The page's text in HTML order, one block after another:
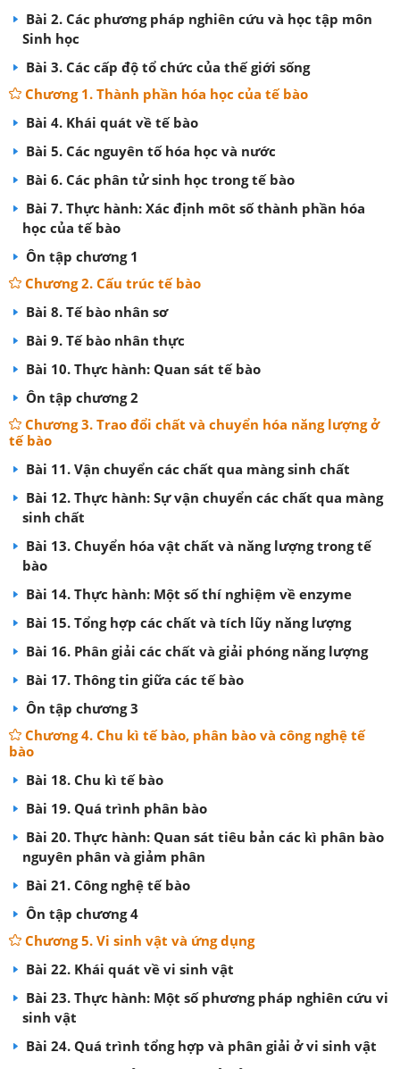
Bài 2. Các phương pháp nghiên cứu và học tập môn
Sinh học
Bài 3. Các cấp độ tổ chức của thế giới sống
Chương 1. Thành phần hóa học của tế bào
Bài 4. Khái quát về tế bào
Bài 5. Các nguyên tố hóa học và nước
Bài 6. Các phân tử sinh học trong tế bào
Bài 7. Thực hành: Xác định môt số thành phần hóa
học của tế bào
Ôn tập chương 1
Chương 2. Cấu trúc tế bào
Bài 8. Tế bào nhân sơ
Bài 9. Tế bào nhân thực
Bài 10. Thực hành: Quan sát tế bào
Ôn tập chương 2
Chương 3. Trao đổi chất và chuyển hóa năng lượng ở
tế bào
Bài 11. Vận chuyển các chất qua màng sinh chất
Bài 12. Thực hành: Sự vận chuyển các chất qua màng
sinh chất
Bài 13. Chuyển hóa vật chất và năng lượng trong tế
bào
Bài 14. Thực hành: Một số thí nghiệm về enzyme
Bài 15. Tổng hợp các chất và tích lũy năng lượng
Bài 16. Phân giải các chất và giải phóng năng lượng
Bài 17. Thông tin giữa các tế bào
Ôn tập chương 3
Chương 4. Chu kì tế bào, phân bào và công nghệ tế
bào
Bài 18. Chu kì tế bào
Bài 19. Quá trình phân bào
Bài 20. Thực hành: Quan sát tiêu bản các kì phân bào
nguyên phân và giảm phân
Bài 21. Công nghệ tế bào
Ôn tập chương 4
Chương 5. Vi sinh vật và ứng dụng
Bài 22. Khái quát về vi sinh vật
Bài 23. Thực hành: Một số phương pháp nghiên cứu vi
sinh vật
Bài 24. Quá trình tổng hợp và phân giải ở vi sinh vật